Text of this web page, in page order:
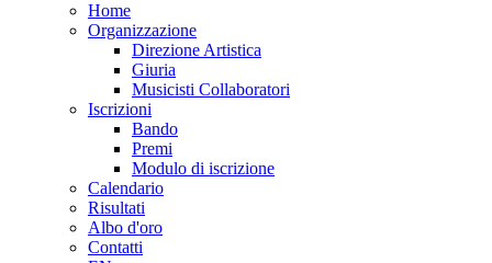
Home
Organizzazione
Direzione Artistica
Giuria
Musicisti Collaboratori
Iscrizioni
Bando
Premi
Modulo di iscrizione
Calendario
Risultati
Albo d'oro
Contatti